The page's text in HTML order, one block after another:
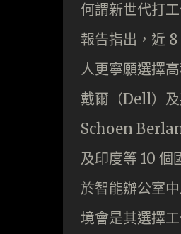
何謂新世代打
報告指出，近
人更寧願選擇
戴爾（Dell）
Schoen
及印度等 10 個
於智能辦公室
境會是其選擇